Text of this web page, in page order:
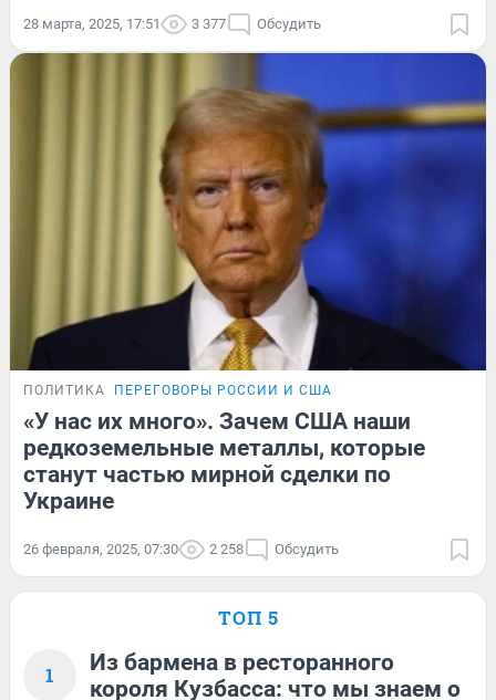
28 марта, 2025, 17:51 3 377 Обсудить
ПОЛИТИКА ПЕРЕГОВОРЫ РОССИИ И США
«У нас их много». Зачем США наши
редкоземельные металлы, которые
станут частью мирной сделки по
Украине
26 февраля, 2025, 07:30 2 258 Обсудить
ТОП 5
1
Из бармена в ресторанного
короля Кузбасса: что мы знаем о